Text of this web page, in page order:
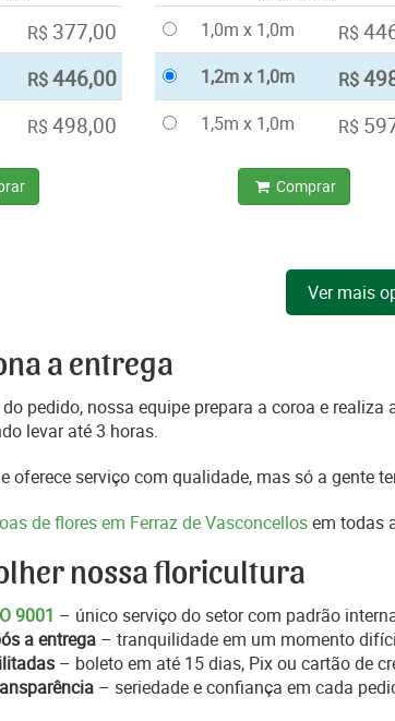
R$ 377,00
R$446,00
R$ 498,00
1,0m x 1,0m
R$
1,2m x 1,0m R$
1,5m x 1,0m R$
Comprar
Ver mais
a entrega
pedido, nossa equipe prepara a coroa e realiza
levar até 3 horas.
oferece serviço com qualidade, mas só a gente
de flores em Ferraz de Vasconcellosem todas
nossa floricultura
9001 – único serviço do setor com padrão
a entrega – tranquilidade em um momento
– boleto em até 15 dias, Pix ou cartão de
– seriedade e confiança em cada